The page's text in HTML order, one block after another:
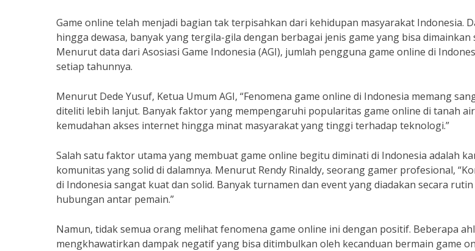
Game online telah menjadi bagian tak terpisahkan dari kehidupan masyarakat Indonesia.
hingga dewasa, banyak yang tergila-gila dengan berbagai jenis game yang bisa dimainkan
Menurut data dari Asosiasi Game Indonesia (AGI), jumlah pengguna game online di
setiap tahunnya.
Menurut Dede Yusuf, Ketua Umum AGI, “Fenomena game online di Indonesia memang
diteliti lebih lanjut. Banyak faktor yang mempengaruhi popularitas game online di tanah
kemudahan akses internet hingga minat masyarakat yang tinggi terhadap teknologi.”
Salah satu faktor utama yang membuat game online begitu diminati di Indonesia adalah
komunitas yang solid di dalamnya. Menurut Rendy Rinaldy, seorang gamer profesional,
di Indonesia sangat kuat dan solid. Banyak turnamen dan event yang diadakan secara
hubungan antar pemain.”
Namun, tidak semua orang melihat fenomena game online ini dengan positif. Beberapa
mengkhawatirkan dampak negatif yang bisa ditimbulkan oleh kecanduan bermain game